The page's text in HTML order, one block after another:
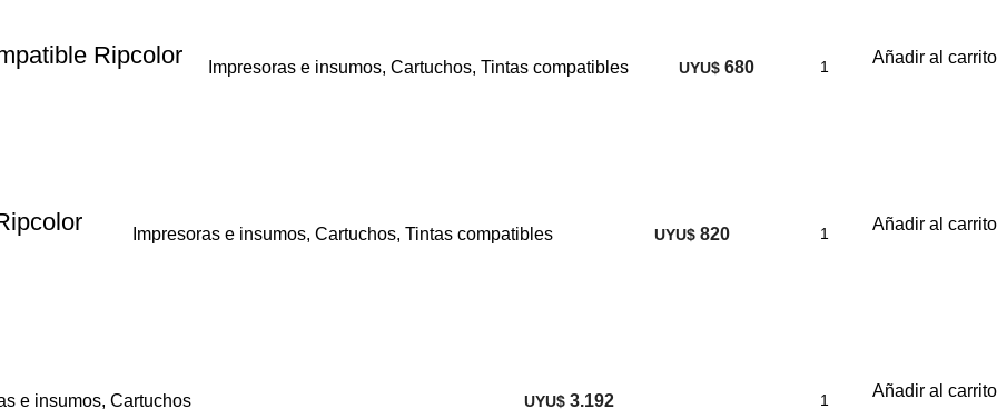
Ripcolor Impresoras e insumos, Cartuchos, Tintas compatibles UYU$680 Añadir al carrito
Impresoras e insumos,Cartuchos,Tintas compatibles UYU$ 820 Añadir al carrito
e insumos, Cartuchos UYU$ 3.192 Añadir al carrito